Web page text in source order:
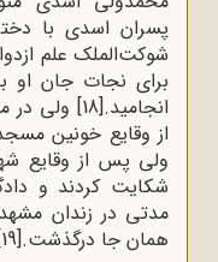
پسران اسدی با
شوکت‌الملک علم
برای نجات جان
انجامید.[18]
ولی در
از وقایع خونین
شکایت کردند و
مدتی در زندان
همان جا درگذشت.[19]